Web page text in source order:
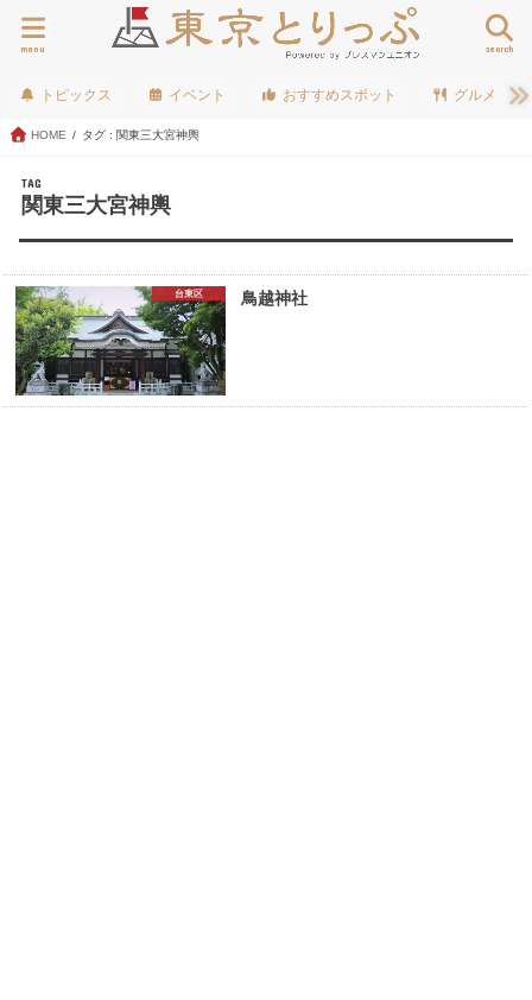
search
menu
トピックス イベント おすすめスポット グルメ
HOME タグ : 関東三大宮神輿
TAG
関東三大宮神輿
台東区 鳥越神社